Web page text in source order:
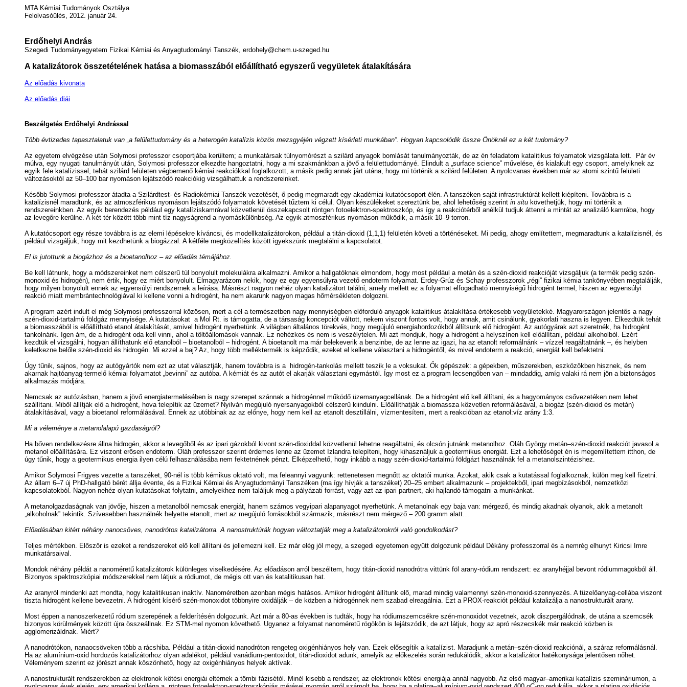
MTA Kémiai Tudományok Osztálya
Felolvasóülés, 2012. január 24.
Erdőhelyi András
Szegedi Tudományegyetem Fizikai Kémiai és Anyagtudományi Tanszék, erdohely@chem.u-szeged.hu
A katalizátorok összetételének hatása a biomasszából előállítható egyszerű vegyületek átalakítására
Az előadás kivonata
Az előadás diái
Beszélgetés Erdőhelyi Andrással
Több évtizedes tapasztalatuk van „a felülettudomány és a heterogén katalízis közös mezsgyéjén végzett kísérleti munkában”. Hogyan kapcsolódik össze Önöknél ez a két tudomány?
Az egyetem elvégzése után Solymosi professzor csoportjába kerültem; a munkatársak túlnyomórészt a szilárd anyagok bomlását tanulmányozták, de az én feladatom katalitikus folyamatok vizsgálata lett. Pár év
múlva, egy nyugati tanulmányút után, Solymosi professzor elkezdte hangoztatni, hogy a mi szakmánkban a jövő a felülettudományé. Elindult a „surface science” művelése, és kialakult egy csoport, amelyiknek az
egyik fele katalízissel, tehát szilárd felületen végbemenő kémiai reakciókkal foglalkozott, a másik pedig annak járt utána, hogy mi történik a szilárd felületen. A nyolcvanas években már az atomi szintű felületi
változásoktól az 50–100 bar nyomáson lejátszódó reakciókig vizsgálhattuk a rendszereinket.
Később Solymosi professzor átadta a Szilárdtest- és Radiokémiai Tanszék vezetését, ő pedig megmaradt egy akadémiai kutatócsoport élén. A tanszéken saját infrastruktúrát kellett kiépíteni. Továbbra is a
katalízisnél maradtunk, és az atmoszférikus nyomáson lejátszódó folyamatok követését tűztem ki célul. Olyan készülékeket szereztünk be, ahol lehetőség szerint in situ követhetjük, hogy mi történik a
rendszereinkben. Az egyik berendezés például egy katalíziskamrával közvetlenül összekapcsolt röntgen fotoelektron-spektroszkóp, és így a reakciótérből anélkül tudjuk áttenni a mintát az analizáló kamrába, hogy
az levegőre kerülne. A két tér között több mint tíz nagyságrend a nyomáskülönbség. Az egyik atmoszférikus nyomáson működik, a másik 10–9 torron.
A kutatócsoport egy része továbbra is az elemi lépésekre kíváncsi, és modellkatalizátorokon, például a titán-dioxid (1,1,1) felületén követi a történéseket. Mi pedig, ahogy említettem, megmaradtunk a katalízisnél, és
például vizsgáljuk, hogy mit kezdhetünk a biogázzal. A kétféle megközelítés között igyekszünk megtalálni a kapcsolatot.
El is jutottunk a biogázhoz és a bioetanolhoz – az előadás témájához.
Be kell látnunk, hogy a módszereinket nem célszerű túl bonyolult molekulákra alkalmazni. Amikor a hallgatóknak elmondom, hogy most például a metán és a szén-dioxid reakcióját vizsgáljuk (a termék pedig szén-
monoxid és hidrogén), nem értik, hogy ez miért bonyolult. Elmagyarázom nekik, hogy ez egy egyensúlyra vezető endoterm folyamat. Erdey-Grúz és Schay professzorok „régi” fizikai kémia tankönyvében megtalálják,
hogy milyen bonyolult ennek az egyensúlyi rendszernek a leírása. Másrészt nagyon nehéz olyan katalizátort találni, amely mellett ez a folyamat elfogadható mennyiségű hidrogént termel, hiszen az egyensúlyi
reakció miatt membrántechnológiával ki kellene vonni a hidrogént, ha nem akarunk nagyon magas hőmérsékleten dolgozni.
A program azért indult el még Solymosi professzorral közösen, mert a cél a természetben nagy mennyiségben előforduló anyagok katalitikus átalakítása értékesebb vegyületekké. Magyarországon jelentős a nagy
szén-dioxid-tartalmú földgáz mennyisége. A kutatásokat a Mol Rt. is támogatta, de a társaság koncepciót váltott, nekem viszont fontos volt, hogy annak, amit csinálunk, gyakorlati haszna is legyen. Elkezdtük tehát
a biomasszából is előállítható etanol átalakítását, amivel hidrogént nyerhetünk. A világban általános törekvés, hogy megújuló energiahordozókból állítsunk elő hidrogént. Az autógyárak azt szeretnék, ha hidrogént
tankolnánk. Igen ám, de a hidrogént oda kell vinni, ahol a töltőállomások vannak. Ez nehézkes és nem is veszélytelen. Mi azt mondjuk, hogy a hidrogént a helyszínen kell előállítani, például alkoholból. Ezért
kezdtük el vizsgálni, hogyan állíthatunk elő etanolból – bioetanolból – hidrogént. A bioetanolt ma már belekeverik a benzinbe, de az lenne az igazi, ha az etanolt reformálnánk – vízzel reagáltatnánk –, és helyben
keletkezne belőle szén-dioxid és hidrogén. Mi ezzel a baj? Az, hogy több melléktermék is képződik, ezeket el kellene választani a hidrogéntől, és mivel endoterm a reakció, energiát kell befektetni.
Úgy tűnik, sajnos, hogy az autógyártók nem ezt az utat választják, hanem továbbra is a hidrogén-tankolás mellett teszik le a voksukat. Ők gépészek: a gépekben, műszerekben, eszközökben hisznek, és nem
akarnak hajtóanyag-termelő kémiai folyamatot „bevinni” az autóba. A kémiát és az autót el akarják választani egymástól. Így most ez a program lecsengőben van – mindaddig, amíg valaki rá nem jön a biztonságos
alkalmazás módjára.
Nemcsak az autózásban, hanem a jövő energiatermelésében is nagy szerepet szánnak a hidrogénnel működő üzemanyagcellának. De a hidrogént elő kell állítani, és a hagyományos csővezetéken nem lehet
szállítani. Miből állítják elő a hidrogént, hova telepítik az üzemet? Nyilván megújuló nyersanyagokból célszerű kiindulni. Előállíthatják a biomassza közvetlen reformálásával, a biogáz (szén-dioxid és metán)
átalakításával, vagy a bioetanol reformálásával. Ennek az utóbbinak az az előnye, hogy nem kell az etanolt desztillálni, vízmentesíteni, mert a reakcióban az etanol:víz arány 1:3.
Mi a véleménye a metanolalapú gazdaságról?
Ha bőven rendelkezésre állna hidrogén, akkor a levegőből és az ipari gázokból kivont szén-dioxiddal közvetlenül lehetne reagáltatni, és olcsón jutnánk metanolhoz. Oláh György metán–szén-dioxid reakciót javasol a
metanol előállítására. Ez viszont erősen endoterm. Oláh professzor szerint érdemes lenne az üzemet Izlandra telepíteni, hogy kihasználjuk a geotermikus energiát. Ezt a lehetőséget én is megemlítettem itthon, de
úgy tűnik, hogy a geotermikus energia ilyen célú felhasználásába nem fektetnének pénzt. Elképzelhető, hogy inkább a nagy szén-dioxid-tartalmú földgázt használnák fel a metanolszintézishez.
Amikor Solymosi Frigyes vezette a tanszéket, 90-nél is több kémikus oktató volt, ma feleannyi vagyunk: rettenetesen megnőtt az oktatói munka. Azokat, akik csak a kutatással foglalkoznak, külön meg kell fizetni.
Az állam 6–7 új PhD-hallgató bérét állja évente, és a Fizikai Kémiai és Anyagtudományi Tanszéken (ma így hívják a tanszéket) 20–25 embert alkalmazunk – projektekből, ipari megbízásokból, nemzetközi
kapcsolatokból. Nagyon nehéz olyan kutatásokat folytatni, amelyekhez nem találjuk meg a pályázati forrást, vagy azt az ipari partnert, aki hajlandó támogatni a munkánkat.
A metanolgazdaságnak van jövője, hiszen a metanolból nemcsak energiát, hanem számos vegyipari alapanyagot nyerhetünk. A metanolnak egy baja van: mérgező, és mindig akadnak olyanok, akik a metanolt
„alkoholnak” tekintik. Szívesebben használnék helyette etanolt, mert az megújuló forrásokból származik, másrészt nem mérgező – 200 gramm alatt…
Előadásában kitért néhány nanocsöves, nanodrótos katalizátorra. A nanostruktúrák hogyan változtatják meg a katalizátorokról való gondolkodást?
Teljes mértékben. Először is ezeket a rendszereket elő kell állítani és jellemezni kell. Ez már elég jól megy, a szegedi egyetemen együtt dolgozunk például Dékány professzorral és a nemrég elhunyt Kiricsi Imre
munkatársaival.
Mondok néhány példát a nanoméretű katalizátorok különleges viselkedésére. Az előadáson arról beszéltem, hogy titán-dioxid nanodrótra vittünk föl arany-ródium rendszert: ez aranyhéjjal bevont ródiummagokból áll.
Bizonyos spektroszkópiai módszerekkel nem látjuk a ródiumot, de mégis ott van és katalitikusan hat.
Az aranyról mindenki azt mondta, hogy katalitikusan inaktív. Nanoméretben azonban mégis hatásos. Amikor hidrogént állítunk elő, marad mindig valamennyi szén-monoxid-szennyezés. A tüzelőanyag-cellába viszont
tiszta hidrogént kellene bevezetni. A hidrogént kísérő szén-monoxidot többnyire oxidálják – de közben a hidrogénnek nem szabad elreagálnia. Ezt a PROX-reakciót például katalizálja a nanostrukturált arany.
Most éppen a nanoszerkezetű ródium szerepének a felderítésén dolgozunk. Azt már a 80-as években is tudták, hogy ha ródiumszemcsékre szén-monoxidot vezetnek, azok diszpergálódnak, de utána a szemcsék
bizonyos körülmények között újra összeállnak. Ez STM-mel nyomon követhető. Ugyanez a folyamat nanoméretű rögökön is lejátszódik, de azt látjuk, hogy az apró részecskék már reakció közben is
agglomerizáldnak. Miért?
A nanodrótókon, nanaocsöveken több a rácshiba. Például a titán-dioxid nanodróton rengeteg oxigénhiányos hely van. Ezek elősegítik a katalízist. Maradjunk a metán–szén-dioxid reakciónál, a száraz reformálásnál.
Ha az alumínium-oxid hordozós katalizátorhoz olyan adalékot, például vanádium-pentoxidot, titán-dioxidot adunk, amelyik az előkezelés során redukálódik, akkor a katalizátor hatékonysága jelentősen nőhet.
Véleményem szerint ez jórészt annak köszönhető, hogy az oxigénhiányos helyek aktívak.
A nanostrukturált rendszerekben az elektronok kötési energiái eltérnek a tömbi fázisétól. Minél kisebb a rendszer, az elektronok kötési energiája annál nagyobb. Az első magyar–amerikai katalízis szemináriumon, a